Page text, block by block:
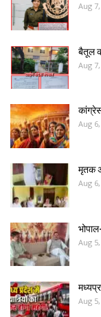
Aug
बैतूल
Aug
Aug
मृतक
Aug
Aug
Aug